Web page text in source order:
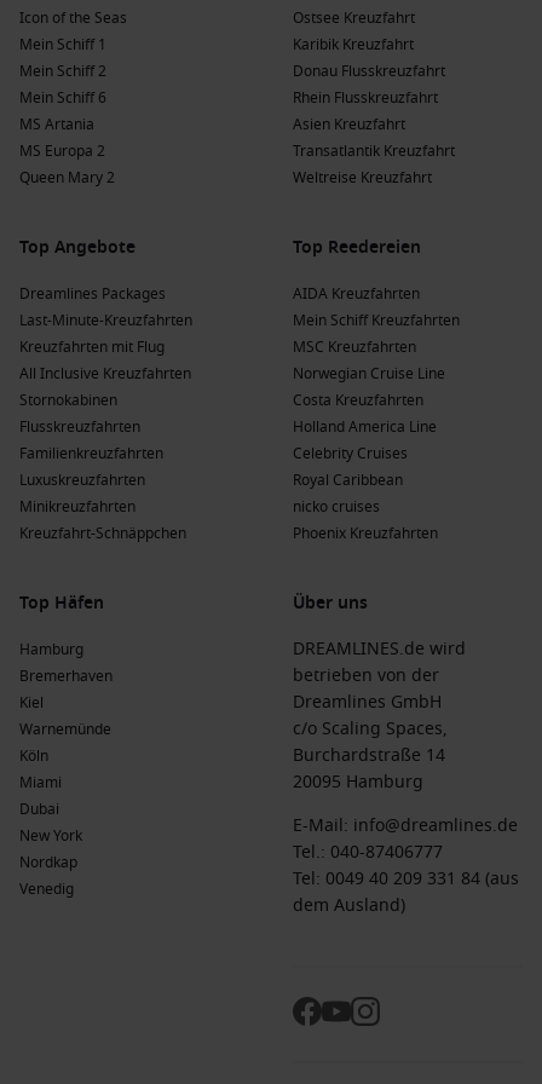
Schiffen, von denen 1 nach Wellington fährt:VASCO DA
GAMA. Abfahrten meist von Hamburg,Deutschland
aus Auckland.
Princess Cruises
: Mit einer Flotte von 17 Schiffen bietet
Princess 3 Schiffe an, die Wellington besuchen:
Princess
Discovery Princess. Abfahrten häufig von
Sydney, Australien oder Auckland.
Vorteile eines Besuchs in Wellington,
Frühling(September ,November): Temperaturen
zwischen 8 °C und 18 °C; ideal, um die blühende Flora und
die frische Luft zu genießen.
Sommer( Februar): Warme
Temperaturen von 15 °C bis 25 °C; perfekt für Outdoor-
Aktivitäten und Strandbesuche in der Umgebung.
Herbst(März
: Durchschnittliche Temperaturen
zwischen 10 °C und 20 °C; die Farben des Herbstes
verleihen der Stadt eine malerische Atmosphäre.
bis 14 °C; eine ruhige Zeit, um die Stadt ohne große
zu genießen.
Häufig gestellte Fragen zu Wellington,
Neuseeland
Was ist die typische Kost einer Kreuzfahrt?
Die Preise für eine einwöchige Kreuzfahrt nach Wellington
liegen normalerweise zwischen 900 € und 2.800 € pro Person,
abhängig von der gewählten Reederei und
Icon of the Seas
Mein Schiff 1
Mein Schiff 2
Mein Schiff 6
MS Artania
MS Europa 2
Queen Mary 2
Ostsee Kreuzfahrt
Karibik Kreuzfahrt
Donau Flusskreuzfahrt
Rhein Flusskreuzfahrt
Asien Kreuzfahrt
Transatlantik Kreuzfahrt
Weltreise Kreuzfahrt
Top Angebote
Dreamlines Packages
Last-Minute-Kreuzfahrten
Kreuzfahrten mit Flug
All Inclusive Kreuzfahrten
Stornokabinen
Flusskreuzfahrten
Familienkreuzfahrten
Luxuskreuzfahrten
Minikreuzfahrten
Kreuzfahrt-Schnäppchen
Top Reedereien
AIDA Kreuzfahrten
Mein Schiff Kreuzfahrten
MSC Kreuzfahrten
Norwegian Cruise Line
Costa Kreuzfahrten
Holland America Line
Celebrity Cruises
Royal Caribbean
nicko cruises
Phoenix Kreuzfahrten
Top Häfen
Hamburg
Bremerhaven
Kiel
Warnemünde
Köln
Miami
Dubai
New York
Nordkap
Venedig
Über uns
DREAMLINES.de wird
betrieben von der
Dreamlines GmbH
c/o Scaling Spaces,
Burchardstraße 14
20095 Hamburg
E-Mail: info@dreamlines.de
Tel.: 040-87406777
Tel: 0049 40 209 331 84 (aus
dem Ausland)